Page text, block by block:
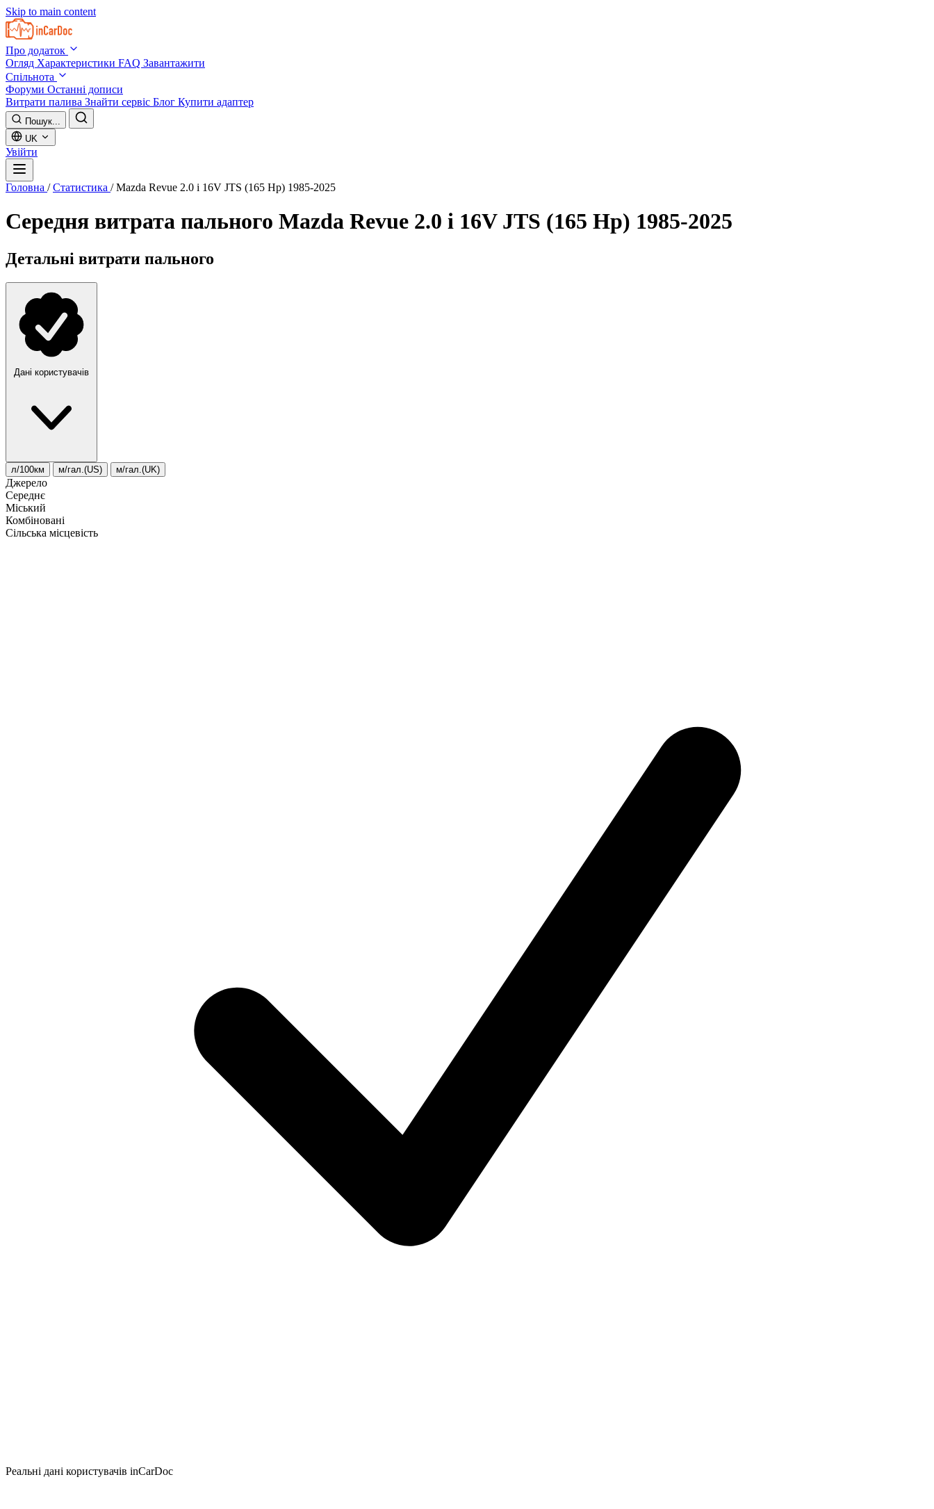
Skip to main content
Про додаток
Огляд Характеристики FAQ Завантажити
Спільнота
Форуми Останні дописи
Витрати палива Знайти сервіс Блог Купити адаптер
Пошук...
UK
Увійти
Головна / Статистика / Mazda Revue 2.0 i 16V JTS (165 Hp) 1985-2025
Середня витрата пального Mazda Revue 2.0 i 16V JTS (165 Hp) 1985-2025
Детальні витрати пального
Дані користувачів
л/100км м/гал.(US) м/гал.(UK)
Джерело
Середнє
Міський
Комбіновані
Сільська місцевість
Реальні дані користувачів inCarDoc